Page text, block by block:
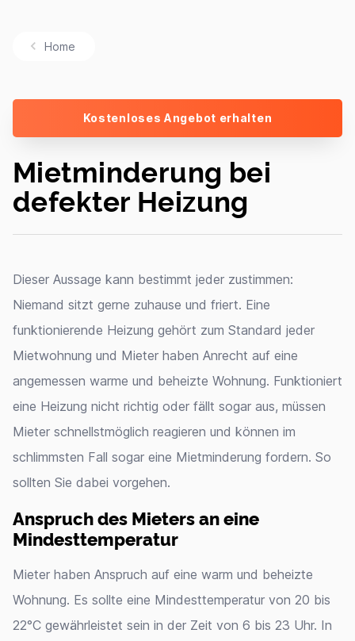
Home
Kostenloses Angebot erhalten
Mietminderung bei
defekter Heizung
Dieser Aussage kann bestimmt jeder zustimmen:
Niemand sitzt gerne zuhause und friert. Eine
funktionierende Heizung gehört zum Standard jeder
Mietwohnung und Mieter haben Anrecht auf eine
angemessen warme und beheizte Wohnung. Funktioniert
eine Heizung nicht richtig oder fällt sogar aus, müssen
Mieter schnellstmöglich reagieren und können im
schlimmsten Fall sogar eine Mietminderung fordern. So
sollten Sie dabei vorgehen.
Anspruch des Mieters an eine
Mindesttemperatur
Mieter haben Anspruch auf eine warm und beheizte
Wohnung. Es sollte eine Mindesttemperatur von 20 bis
22°C gewährleistet sein in der Zeit von 6 bis 23 Uhr. In